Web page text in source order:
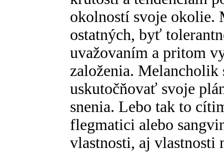
okolností svoje okolie.
ostatných, byť
uvažovaním a pritom
založenia.
uskutočňovať svoje
snenia. Lebo tak to
flegmatici alebo
vlastnosti, aj vlastnosti